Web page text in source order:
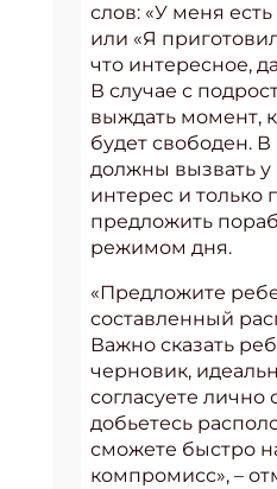
слов: «У меня
или «Я
что интересное,
В случае с
выждать момент,
будет свободен.
должны вызвать у
интерес и только
предложить
режимом дня.
«Предложите
составленный
Важно сказать
черновик,
согласуете лично
добьетесь
сможете быстро
компромисс», –